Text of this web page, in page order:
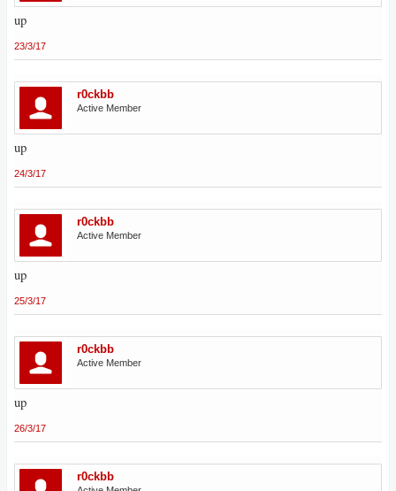
up
23/3/17
r0ckbb
Active Member
up
24/3/17
r0ckbb
Active Member
up
25/3/17
r0ckbb
Active Member
up
26/3/17
r0ckbb